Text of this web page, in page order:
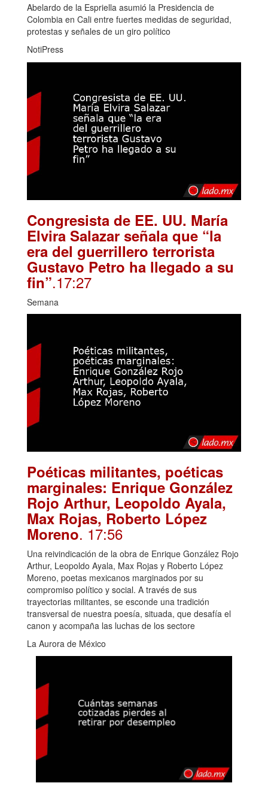
Abelardo de la Espriella asumió la Presidencia de
Colombia en Cali entre fuertes medidas de seguridad,
protestas y señales de un giro político
NotiPress
Congresista de EE. UU. María
Elvira Salazar señala que “la
era del guerrillero terrorista
Gustavo Petro ha llegado a su
fin”.17:27
Semana
Poéticas militantes, poéticas
marginales: Enrique González
Rojo Arthur, Leopoldo Ayala,
Max Rojas, Roberto López
Moreno. 17:56
Una reivindicación de la obra de Enrique González Rojo
Arthur, Leopoldo Ayala, Max Rojas y Roberto López
Moreno, poetas mexicanos marginados por su
compromiso político y social. A través de sus
trayectorias militantes, se esconde una tradición
transversal de nuestra poesía, situada, que desafía el
canon y acompaña las luchas de los sectore
La Aurora de México